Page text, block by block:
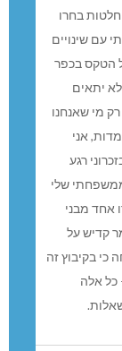
בחרו
עם שינויים
הטקס בכפר
יתאים
מי שאנחנו
אני
רגע
שלי
אחד מבני
קדיש על
בקיבוץ זה
כל אלה